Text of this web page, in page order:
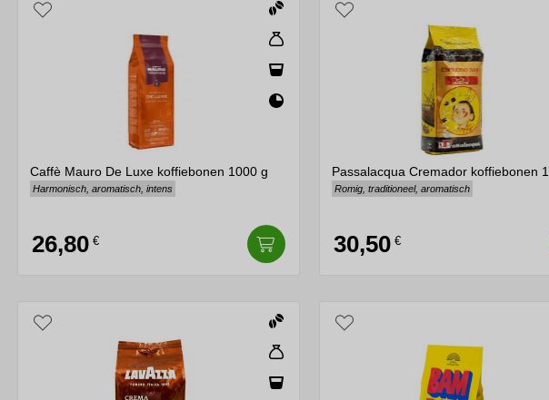
Bewaring
: Koffiebonen moeten op een koele, donkere plaats worden
smaak van de bonen aantasten. Voor de beste smaakbeleving moet u de
: Er zijn honderden verschillende variëteiten koffiebonen, elk
herkomst, zoals Ethiopian Yirgacheffe, terwijl andere bekend staan om hun
Het verkennen van de wereld van koffie kan een fascinerende reis zijn
reis en de mensen die hem onderweg hebben verzorgd.
Caffè Mauro De Luxe koffiebonen 1000 g
Harmonisch, aromatisch, intens
26,80 €
Passalacqua Cremador koffiebonen
Romig, traditioneel, aromatisch
30,50 €